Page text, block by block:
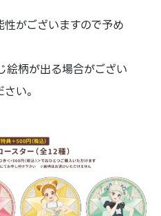
がございますので予め
柄が出る場合がござい
い。